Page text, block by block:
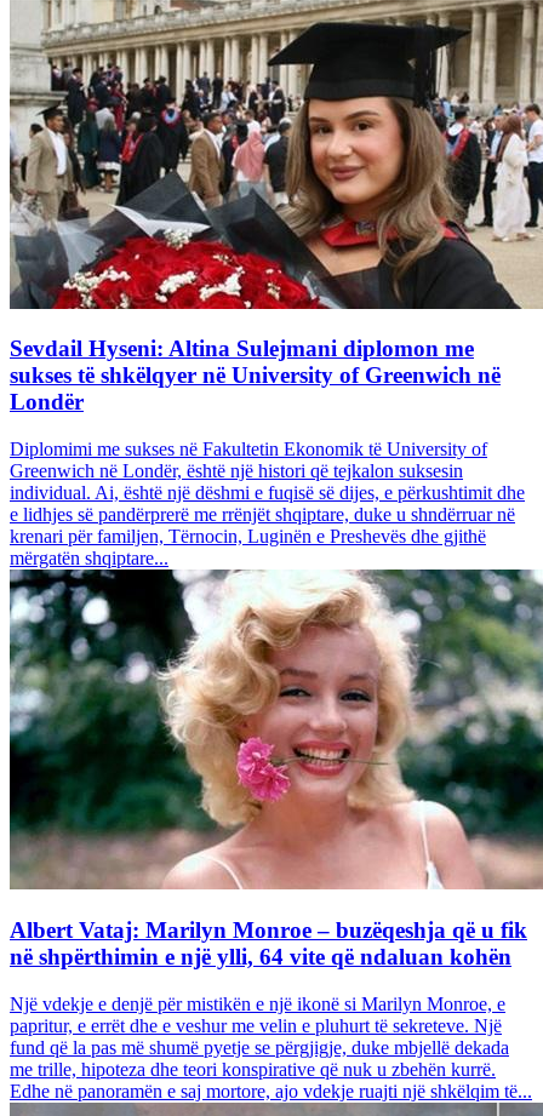
Sevdail Hyseni: Altina Sulejmani diplomon me
sukses të shkëlqyer në University of Greenwich në
Londër
Diplomimi me sukses në Fakultetin Ekonomik të University of
Greenwich në Londër, është një histori që tejkalon suksesin
individual. Ai, është një dëshmi e fuqisë së dijes, e përkushtimit dhe
e lidhjes së pandërprerë me rrënjët shqiptare, duke u shndërruar në
krenari për familjen, Tërnocin, Luginën e Preshevës dhe gjithë
mërgatën shqiptare...
Albert Vataj: Marilyn Monroe – buzëqeshja që u fik
në shpërthimin e një ylli, 64 vite që ndaluan kohën
Një vdekje e denjë për mistikën e një ikonë si Marilyn Monroe, e
papritur, e errët dhe e veshur me velin e pluhurt të sekreteve. Një
fund që la pas më shumë pyetje se përgjigje, duke mbjellë dekada
me trille, hipoteza dhe teori konspirative që nuk u zbehën kurrë.
Edhe në panoramën e saj mortore, ajo vdekje ruajti një shkëlqim të...